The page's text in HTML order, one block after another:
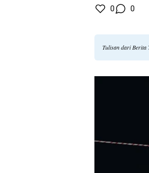
0 0
Tulisan dari Berita